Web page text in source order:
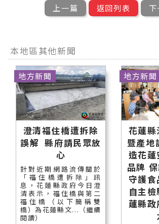
上一篇 返回列表
本地區其他新聞
澄清福住橋遭拆除
誤解 縣府請民眾放
心
針對近期網路流傳關於
「福住橋遭拆除」訊
息，花蓮縣政府今日澄
清表示，福住橋與第二
福住橋（以下簡稱雙
橋）為花蓮縣文...（繼續
閱讀）
地方新聞
花蓮
暨產地
造花
品牌
守護
自主
蓮縣政
地方新聞